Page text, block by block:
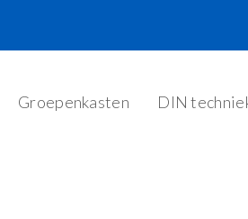
Groepenkasten DIN